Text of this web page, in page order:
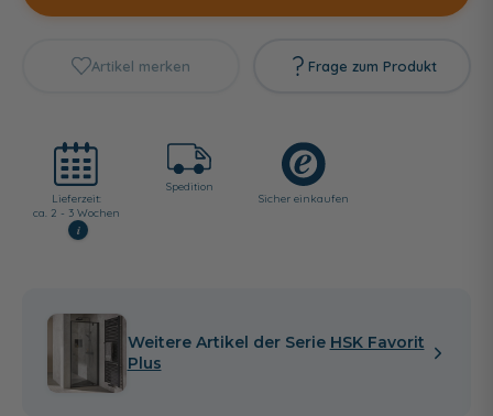
Artikel merken Frage zum Produkt
Lieferzeit:
ca. 2 - 3 Wochen
i
Spedition
Sicher einkaufen
Weitere Artikel der Serie HSK Favorit
Plus